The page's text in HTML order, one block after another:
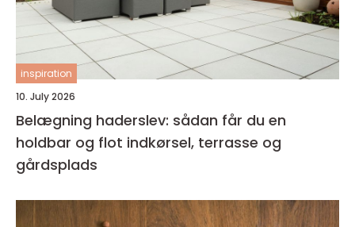
inspiration
10. July 2026
Belægning haderslev: sådan får du en
holdbar og flot indkørsel, terrasse og
gårdsplads